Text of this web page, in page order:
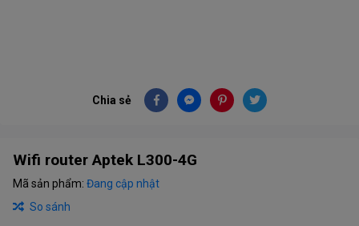
Chia sẻ
Wifi router Aptek L300-4G
Mã sản phẩm: Đang cập nhật
So sánh